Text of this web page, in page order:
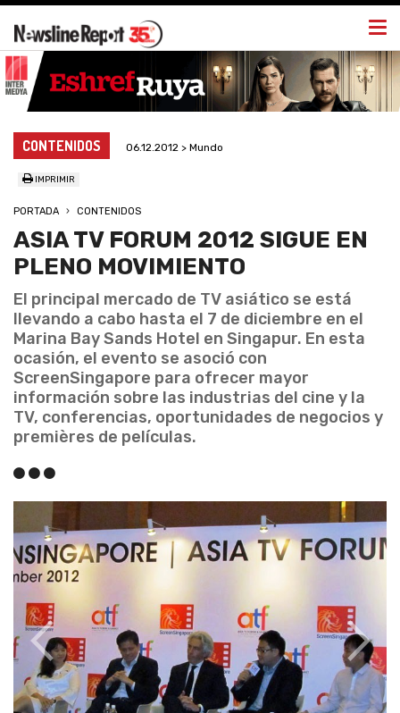
CONTENIDOS 06.12.2012 > Mundo
IMPRIMIR
PORTADA CONTENIDOS
ASIA TV FORUM 2012 SIGUE EN
PLENO MOVIMIENTO
El principal mercado de TV asiático se está
llevando a cabo hasta el 7 de diciembre en el
Marina Bay Sands Hotel en Singapur. En esta
ocasión, el evento se asoció con
ScreenSingapore para ofrecer mayor
información sobre las industrias del cine y la
TV, conferencias, oportunidades de negocios y
premières de películas.